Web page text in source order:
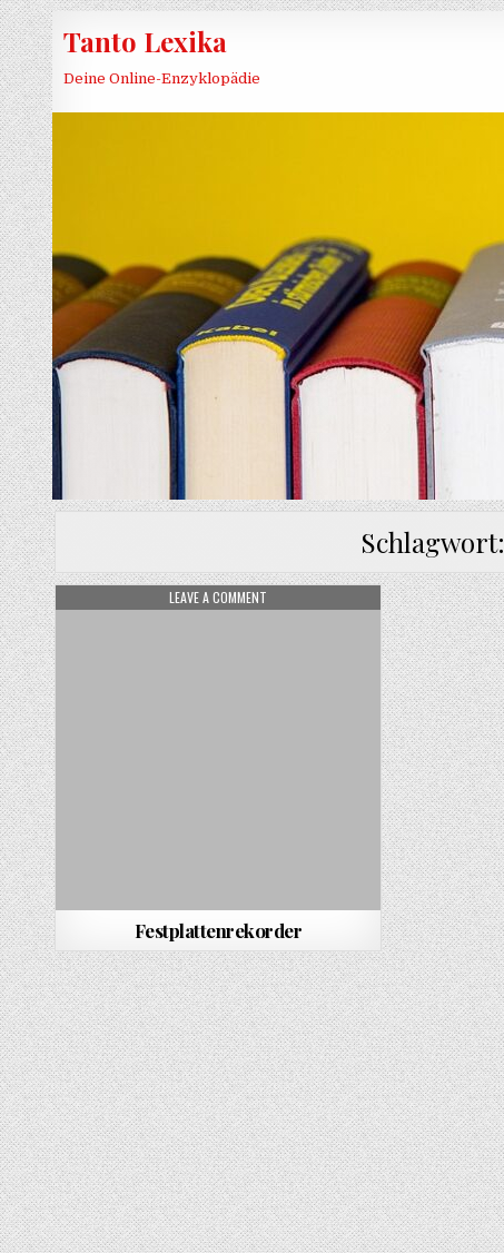
Skip to content
Tanto Lexika
Deine Online-Enzyklopädie
Schlagwort:
LEAVE A COMMENT ON FESTPLATTENREKORDER
Festplattenrekorder